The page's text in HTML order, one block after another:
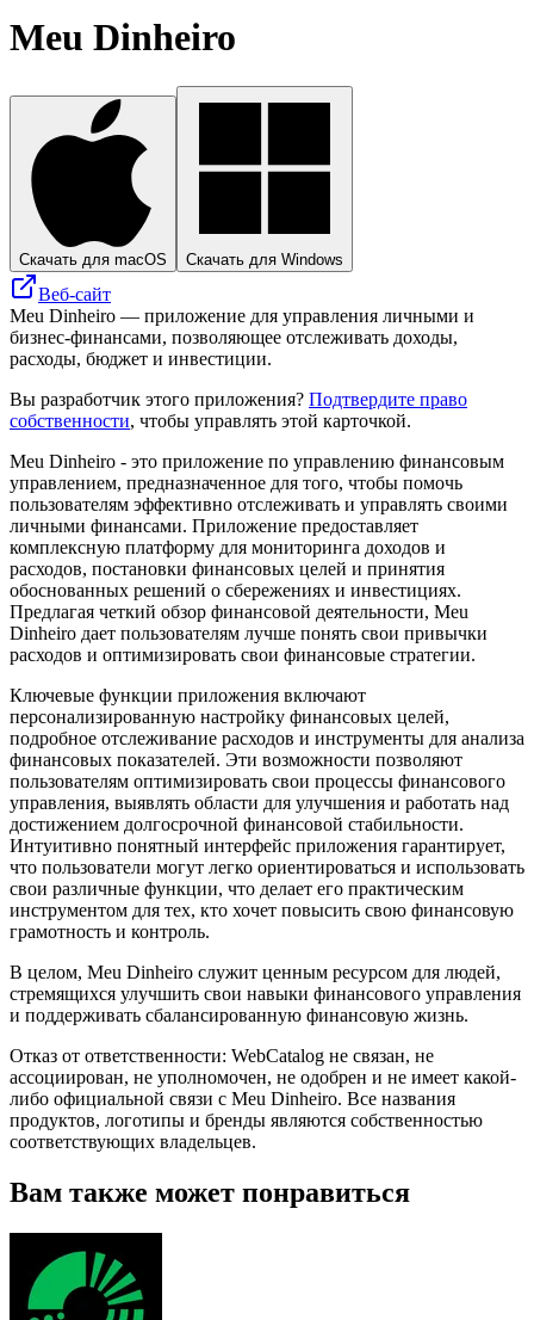
Meu Dinheiro
Скачать для macOS Скачать для Windows
Веб-сайт
Meu Dinheiro — приложение для управления личными и
бизнес-финансами, позволяющее отслеживать доходы,
расходы, бюджет и инвестиции.
Вы разработчик этого приложения? Подтвердите право
собственности, чтобы управлять этой карточкой.
Meu Dinheiro - это приложение по управлению финансовым
управлением, предназначенное для того, чтобы помочь
пользователям эффективно отслеживать и управлять своими
личными финансами. Приложение предоставляет
комплексную платформу для мониторинга доходов и
расходов, постановки финансовых целей и принятия
обоснованных решений о сбережениях и инвестициях.
Предлагая четкий обзор финансовой деятельности, Meu
Dinheiro дает пользователям лучше понять свои привычки
расходов и оптимизировать свои финансовые стратегии.
Ключевые функции приложения включают
персонализированную настройку финансовых целей,
подробное отслеживание расходов и инструменты для анализа
финансовых показателей. Эти возможности позволяют
пользователям оптимизировать свои процессы финансового
управления, выявлять области для улучшения и работать над
достижением долгосрочной финансовой стабильности.
Интуитивно понятный интерфейс приложения гарантирует,
что пользователи могут легко ориентироваться и использовать
свои различные функции, что делает его практическим
инструментом для тех, кто хочет повысить свою финансовую
грамотность и контроль.
В целом, Meu Dinheiro служит ценным ресурсом для людей,
стремящихся улучшить свои навыки финансового управления
и поддерживать сбалансированную финансовую жизнь.
Отказ от ответственности: WebCatalog не связан, не
ассоциирован, не уполномочен, не одобрен и не имеет какой-
либо официальной связи с Meu Dinheiro. Все названия
продуктов, логотипы и бренды являются собственностью
соответствующих владельцев.
Вам также может понравиться